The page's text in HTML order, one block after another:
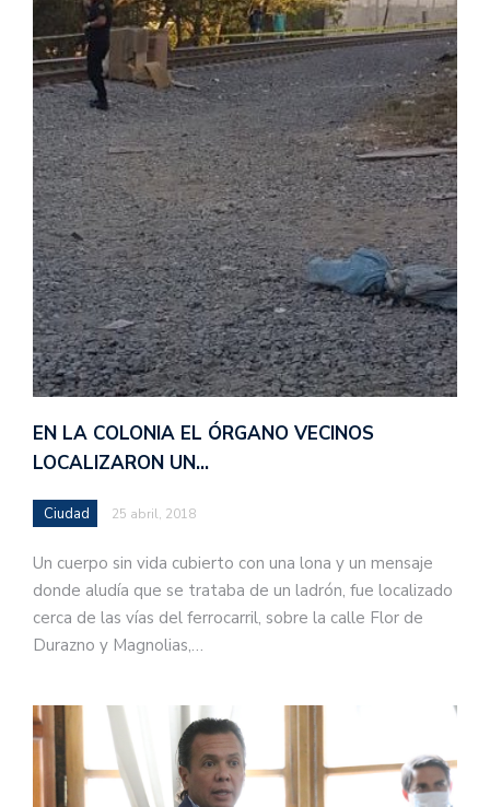
EN LA COLONIA EL ÓRGANO VECINOS
LOCALIZARON UN…
Ciudad 25 abril, 2018
Un cuerpo sin vida cubierto con una lona y un mensaje
donde aludía que se trataba de un ladrón, fue localizado
cerca de las vías del ferrocarril, sobre la calle Flor de
Durazno y Magnolias,…